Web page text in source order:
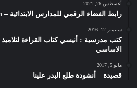
أغسطس 26, 2021
رابط الفضاء الرقمي للمدارس الابتدائية – CNTE www.ent.cnte.tn
سبتمبر 12, 2016
كتب مدرسية : أنيسي كتاب القراءة لتلاميذ
الاساسي
مايو 5, 2017
قصيدة – أنشودة طلع البدر علينا